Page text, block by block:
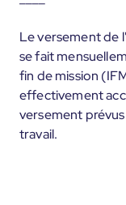
Le versement de
se fait
fin de mission
effectivement
versement
travail.